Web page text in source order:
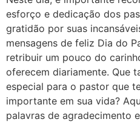
esforço e dedicação dos
gratidão por suas
mensagens de feliz Dia do
retribuir um pouco do
oferecem diariamente. Que
especial para o pastor que
importante em sua vida?
palavras de agradecimento